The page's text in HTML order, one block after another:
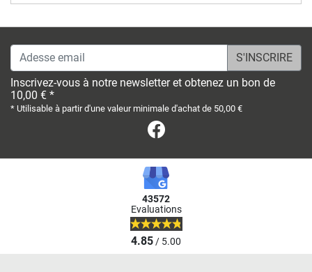
Adesse email
Inscrivez-vous à notre newsletter et obtenez un bon de
10,00 € *
* Utilisable à partir d'une valeur minimale d'achat de 50,00 €
43572
Evaluations
4.85/ 5.00